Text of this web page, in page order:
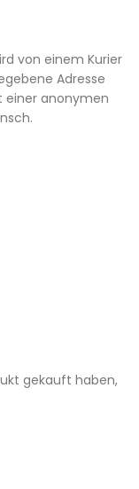
von einem Kurier
Adresse
einer anonymen
gekauft haben,